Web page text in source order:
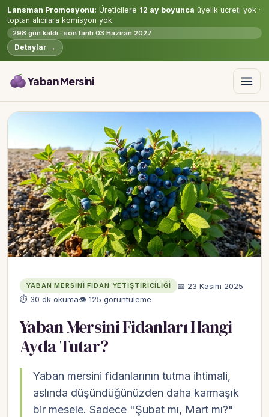
Lansman Promosyonu: Üreticilere 12 ay boyunca üyelik ücreti yok ·
toptan alıcılara komisyon yok.
298 gün kaldı · son tarih 03 Haziran 2027
Detaylar →
Yaban Mersini
YABAN MERSINI FIDAN YETIŞTIRICILIĞI
📅 23 Kasım 2025
⏱ 30 dk okuma👁 125 görüntüleme
Yaban Mersini Fidanları Hangi
Ayda Tutar?
Yaban mersini fidanlarının tutma ihtimali,
aslında düşündüğünüzden daha karmaşık
bir mesele. Sadece "Şubat mı, Mart mı?"